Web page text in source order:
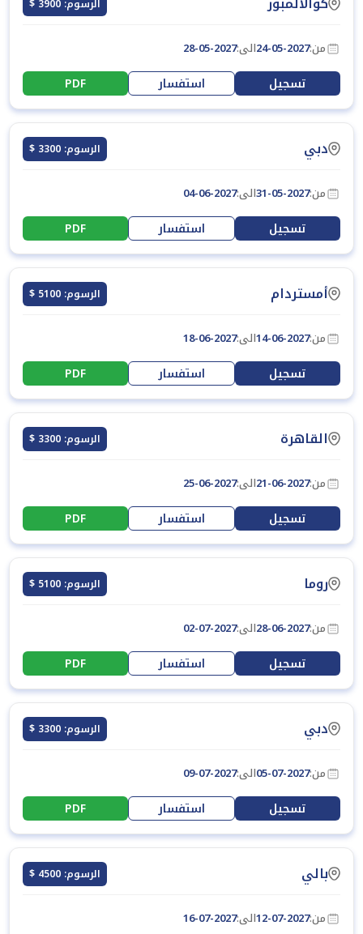
الرسوم: 3900 $
من:24-05-2027الى:28-05-2027
تسجيل استفسار PDF
دبي الرسوم: 3300 $
من:31-05-2027الى:04-06-2027
تسجيل استفسار PDF
أمستردام الرسوم: 5100 $
من:14-06-2027الى:18-06-2027
تسجيل استفسار PDF
القاهرة الرسوم: 3300 $
من:21-06-2027الى:25-06-2027
تسجيل استفسار PDF
روما الرسوم: 5100 $
من:28-06-2027الى:02-07-2027
تسجيل استفسار PDF
دبي الرسوم: 3300 $
من:05-07-2027الى:09-07-2027
تسجيل استفسار PDF
بالي الرسوم: 4500 $
من:12-07-2027الى:16-07-2027